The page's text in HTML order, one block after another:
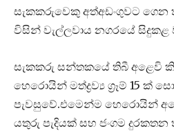
සැකකරුවෙකු අත්අඩංගුවට ගෙන
විසින් වැල්ලවාය නගරයේ සිදුකළ
සැකකරු සන්තකයේ තිබී අළෙවි
හෙරොයින් මත්ද්‍රව්‍ය ග්‍රෑම් 15 ක්
පැවසුවේ.එමෙන්ම හෙරොයින්
යතුරු පැදියක් සහ ජංගම